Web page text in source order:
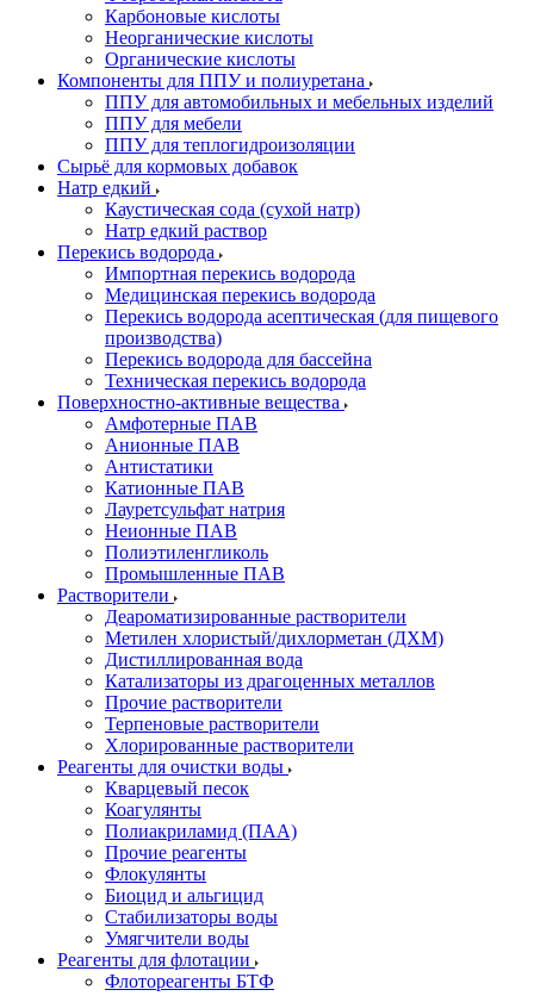
Карбоновые кислоты
Неорганические кислоты
Органические кислоты
Компоненты для ППУ и полиуретана
ППУ для автомобильных и мебельных изделий
ППУ для мебели
ППУ для теплогидроизоляции
Сырьё для кормовых добавок
Натр едкий
Каустическая сода (сухой натр)
Натр едкий раствор
Перекись водорода
Импортная перекись водорода
Медицинская перекись водорода
Перекись водорода асептическая (для пищевого
производства)
Перекись водорода для бассейна
Техническая перекись водорода
Поверхностно-активные вещества
Амфотерные ПАВ
Анионные ПАВ
Антистатики
Катионные ПАВ
Лауретсульфат натрия
Неионные ПАВ
Полиэтиленгликоль
Промышленные ПАВ
Растворители
Деароматизированные растворители
Метилен хлористый/дихлорметан (ДХМ)
Дистиллированная вода
Катализаторы из драгоценных металлов
Прочие растворители
Терпеновые растворители
Хлорированные растворители
Реагенты для очистки воды
Кварцевый песок
Коагулянты
Полиакриламид (ПАА)
Прочие реагенты
Флокулянты
Биоцид и альгицид
Стабилизаторы воды
Умягчители воды
Реагенты для флотации
Флотореагенты БТФ